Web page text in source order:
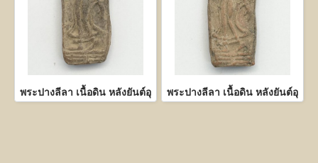
พระปางลีลา เนื้อดิน หลังยันต์อุ พระปางลีลา เนื้อดิน หลังยันต์อุ